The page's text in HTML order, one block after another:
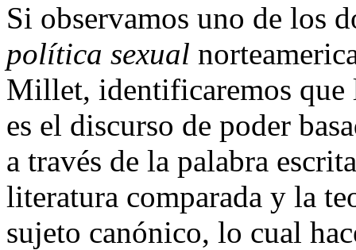
Si observamos uno de los
política sexual
Millet, identificaremos que
es el discurso de poder
a través de la palabra
literatura comparada y la
sujeto canónico, lo cual